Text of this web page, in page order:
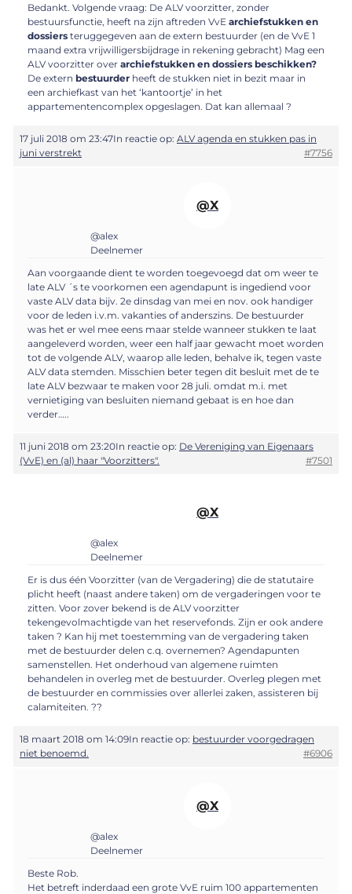
Bedankt. Volgende vraag: De ALV voorzitter, zonder
bestuursfunctie, heeft na zijn aftreden VvE archiefstukken en
dossiers teruggegeven aan de extern bestuurder (en de VvE 1
maand extra vrijwilligersbijdrage in rekening gebracht) Mag een
ALV voorzitter over archiefstukken en dossiers beschikken?
De extern bestuurder heeft de stukken niet in bezit maar in
een archiefkast van het ‘kantoortje’ in het
appartementencomplex opgeslagen. Dat kan allemaal ?
17 juli 2018 om 23:47In reactie op: ALV agenda en stukken pas in
juni verstrekt
#7756
@X
@alex
Deelnemer
Aan voorgaande dient te worden toegevoegd dat om weer te
late ALV ´s te voorkomen een agendapunt is ingediend voor
vaste ALV data bijv. 2e dinsdag van mei en nov. ook handiger
voor de leden i.v.m. vakanties of anderszins. De bestuurder
was het er wel mee eens maar stelde wanneer stukken te laat
aangeleverd worden, weer een half jaar gewacht moet worden
tot de volgende ALV, waarop alle leden, behalve ik, tegen vaste
ALV data stemden. Misschien beter tegen dit besluit met de te
late ALV bezwaar te maken voor 28 juli. omdat m.i. met
vernietiging van besluiten niemand gebaat is en hoe dan
verder…..
11 juni 2018 om 23:20In reactie op: De Vereniging van Eigenaars
(VvE) en (al) haar "Voorzitters".
#7501
@X
@alex
Deelnemer
Er is dus één Voorzitter (van de Vergadering) die de statutaire
plicht heeft (naast andere taken) om de vergaderingen voor te
zitten. Voor zover bekend is de ALV voorzitter
tekengevolmachtigde van het reservefonds. Zijn er ook andere
taken ? Kan hij met toestemming van de vergadering taken
met de bestuurder delen c.q. overnemen? Agendapunten
samenstellen. Het onderhoud van algemene ruimten
behandelen in overleg met de bestuurder. Overleg plegen met
de bestuurder en commissies over allerlei zaken, assisteren bij
calamiteiten. ??
18 maart 2018 om 14:09In reactie op: bestuurder voorgedragen
niet benoemd.
#6906
@X
@alex
Deelnemer
Beste Rob.
Het betreft inderdaad een grote VvE ruim 100 appartementen